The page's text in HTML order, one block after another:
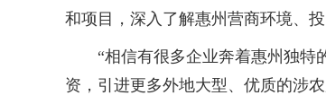
和项目，深入了解惠州营商环境、
“相信有很多企业奔着惠州独特的
资，引进更多外地大型、优质的涉